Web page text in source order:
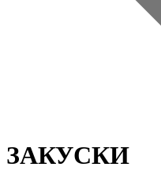
ЗАКУСКИ